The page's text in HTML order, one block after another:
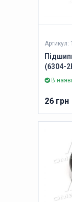
Артикул:
(6304-
В
26 грн